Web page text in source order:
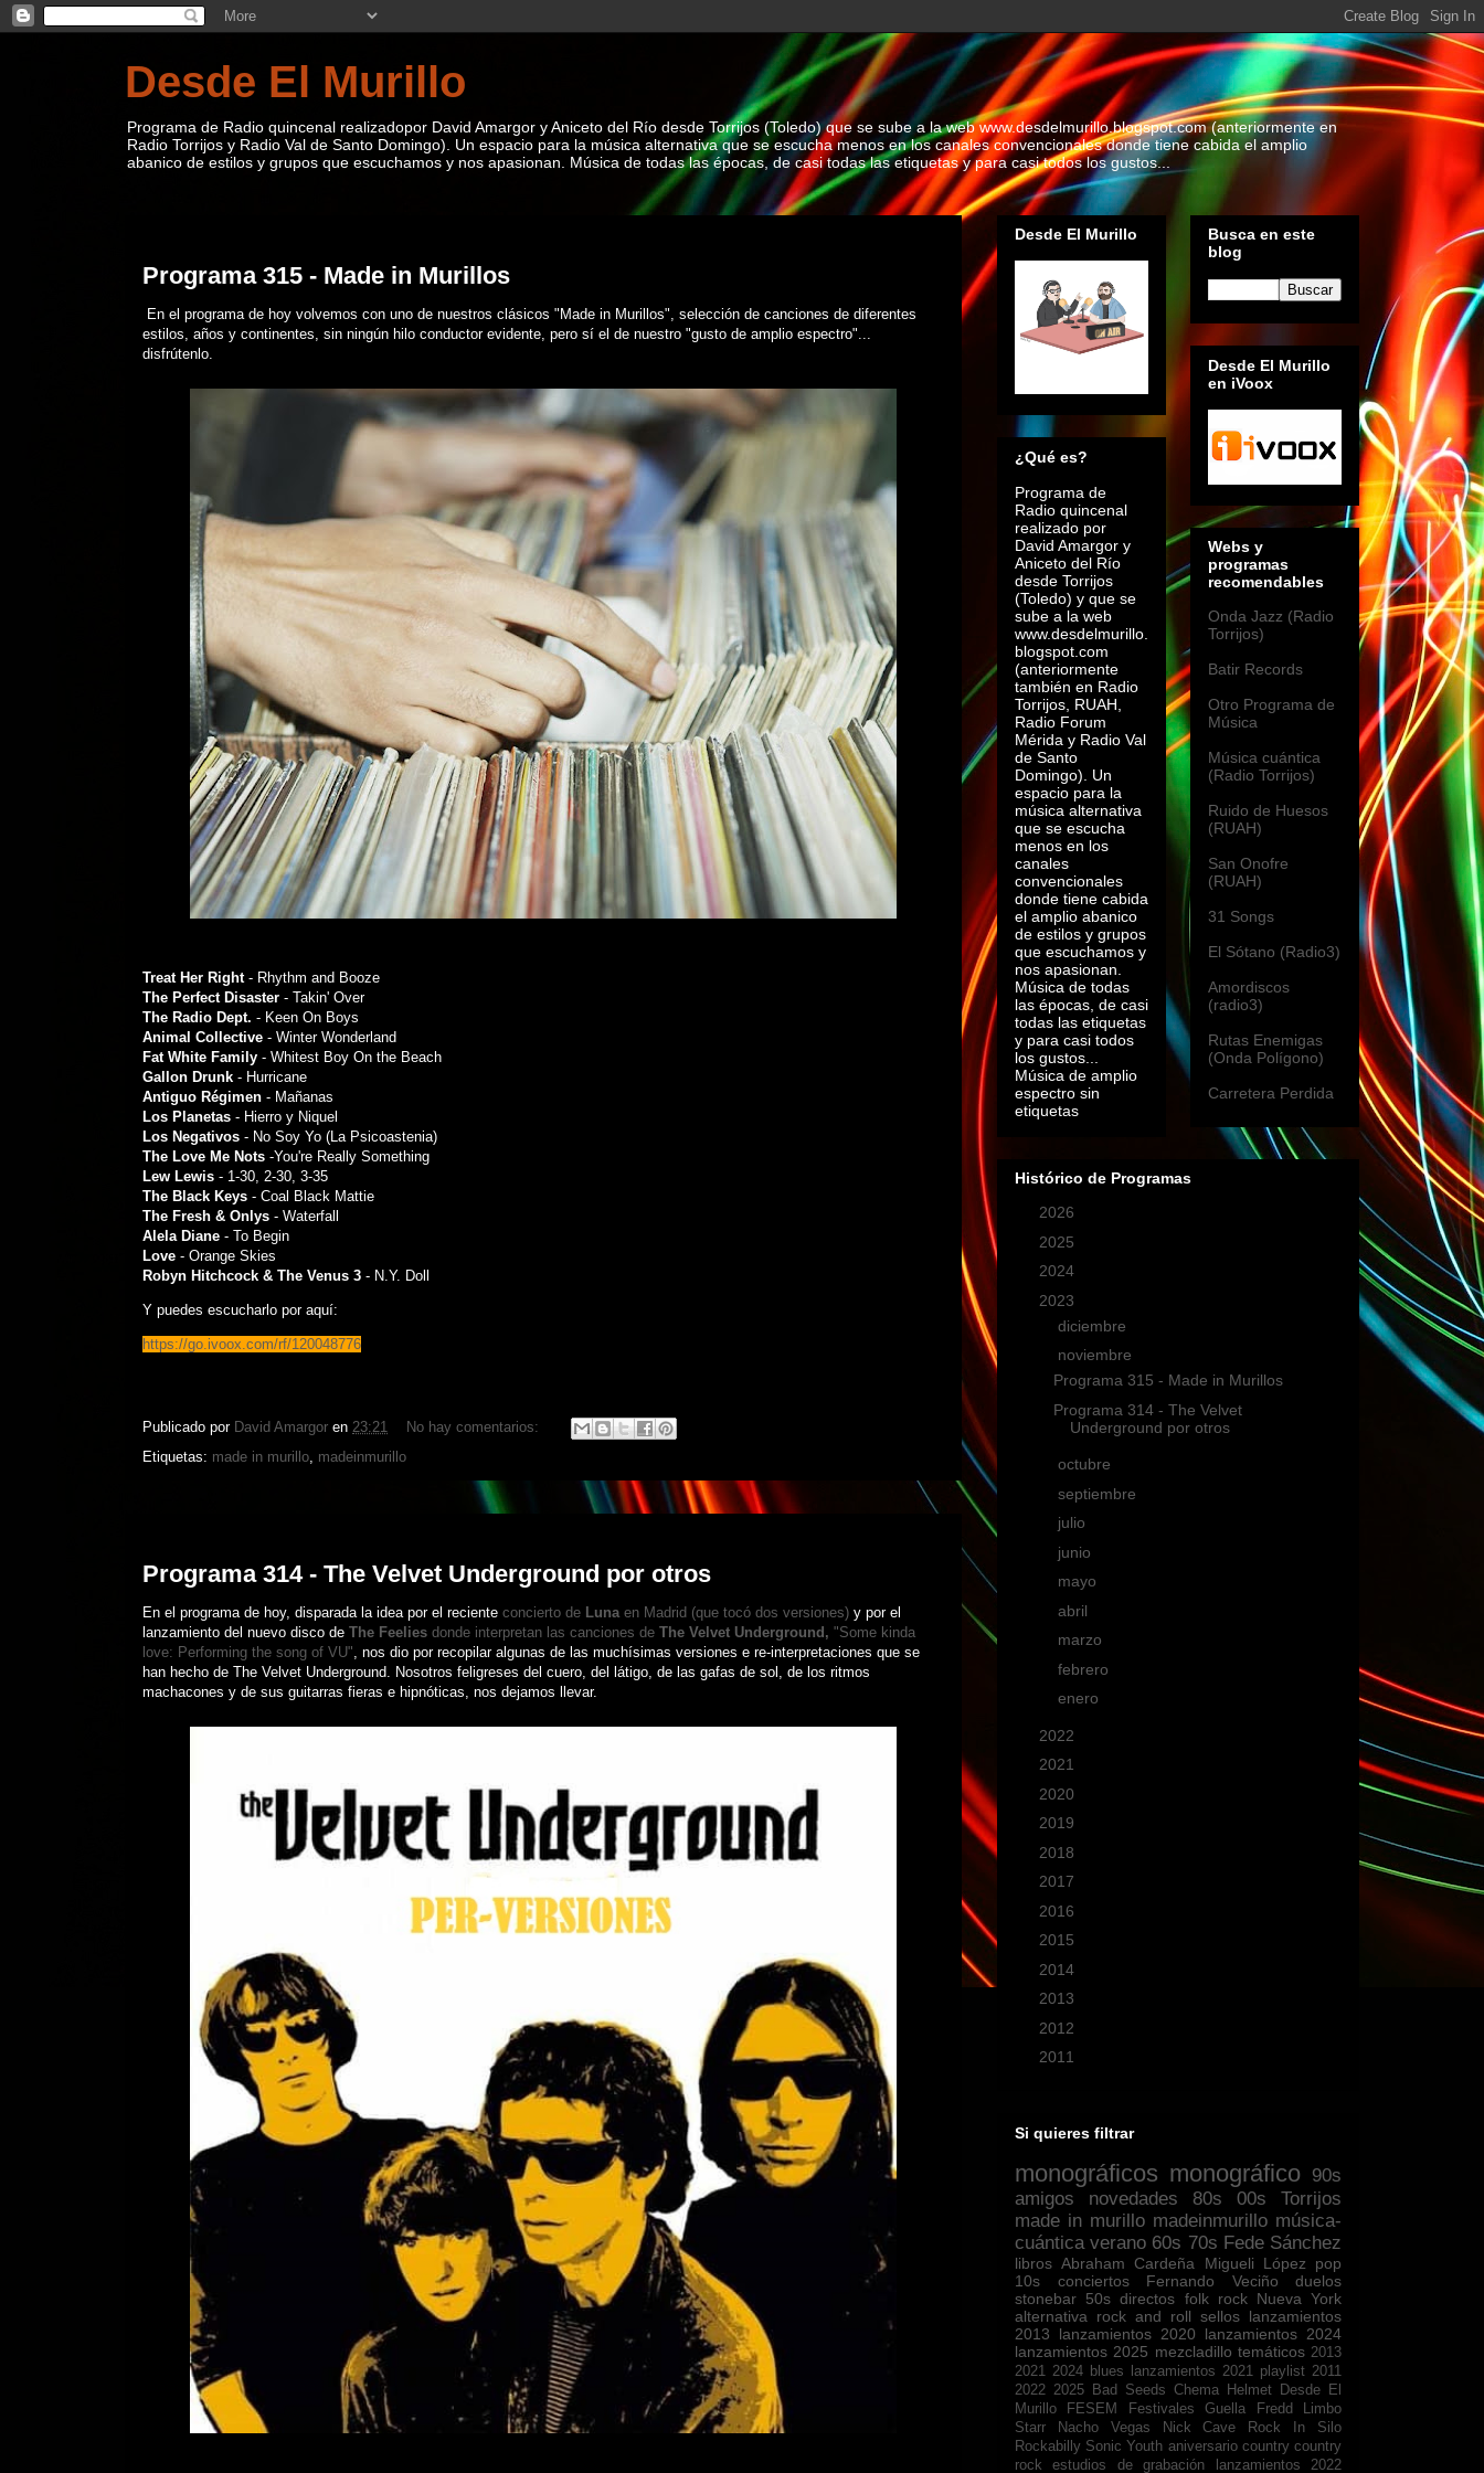
Desde El Murillo
Programa de Radio quincenal realizadopor David Amargor y Aniceto del Río desde Torrijos (Toledo) que se sube a la web www.desdelmurillo.blogspot.com (anteriormente en
Radio Torrijos y Radio Val de Santo Domingo). Un espacio para la música alternativa que se escucha menos en los canales convencionales donde tiene cabida el amplio
abanico de estilos y grupos que escuchamos y nos apasionan. Música de todas las épocas, de casi todas las etiquetas y para casi todos los gustos...
Programa 315 - Made in Murillos
En el programa de hoy volvemos con uno de nuestros clásicos "Made in Murillos", selección de canciones de diferentes
estilos, años y continentes, sin ningún hilo conductor evidente, pero sí el de nuestro "gusto de amplio espectro"...
disfrútenlo.
Treat Her Right- Rhythm and Booze
The Perfect Disaster - Takin' Over
The Radio Dept. - Keen On Boys
Animal Collective - Winter Wonderland
Fat White Family - Whitest Boy On the Beach
Gallon Drunk - Hurricane
Antiguo Régimen - Mañanas
Los Planetas - Hierro y Niquel
Los Negativos - No Soy Yo (La Psicoastenia)
The Love Me Nots -You're Really Something
Lew Lewis - 1-30, 2-30, 3-35
The Black Keys - Coal Black Mattie
The Fresh & Onlys - Waterfall
Alela Diane - To Begin
Love - Orange Skies
Robyn Hitchcock & The Venus 3 - N.Y. Doll
Y puedes escucharlo por aquí:
https://go.ivoox.com/rf/120048776
Publicado por David Amargor en 23:21
No hay comentarios:
Etiquetas: made in murillo, madeinmurillo
Programa 314 - The Velvet Underground por otros
En el programa de hoy, disparada la idea por el reciente concierto de Luna en Madrid (que tocó dos versiones) y por el
lanzamiento del nuevo disco de The Feelies donde interpretan las canciones de The Velvet Underground, "Some kinda
love: Performing the song of VU", nos dio por recopilar algunas de las muchísimas versiones e re-interpretaciones que se
han hecho de The Velvet Underground. Nosotros feligreses del cuero, del látigo, de las gafas de sol, de los ritmos
machacones y de sus guitarras fieras e hipnóticas, nos dejamos llevar.
Desde El Murillo
¿Qué es?
Programa de
Radio quincenal
realizado por
David Amargor y
Aniceto del Río
desde Torrijos
(Toledo) y que se
sube a la web
www.desdelmurillo.
blogspot.com
(anteriormente
también en Radio
Torrijos, RUAH,
Radio Forum
Mérida y Radio Val
de Santo
Domingo). Un
espacio para la
música alternativa
que se escucha
menos en los
canales
convencionales
donde tiene cabida
el amplio abanico
de estilos y grupos
que escuchamos y
nos apasionan.
Música de todas
las épocas, de casi
todas las etiquetas
y para casi todos
los gustos...
Música de amplio
espectro sin
etiquetas
Busca en este
blog
Desde El Murillo
en iVoox
Webs y
programas
recomendables
Onda Jazz (Radio
Torrijos)
Batir Records
Otro Programa de
Música
Música cuántica
(Radio Torrijos)
Ruido de Huesos
(RUAH)
San Onofre
(RUAH)
31 Songs
El Sótano (Radio3)
Amordiscos
(radio3)
Rutas Enemigas
(Onda Polígono)
Carretera Perdida
Histórico de Programas
2026
2025
2024
2023
diciembre
noviembre
Programa 315 - Made in Murillos
Programa 314 - The Velvet
Underground por otros
octubre
septiembre
julio
junio
mayo
abril
marzo
febrero
enero
2022
2021
2020
2019
2018
2017
2016
2015
2014
2013
2012
2011
Si quieres filtrar
monográficos monográfico 90s
amigos
novedades 80s 00s
Torrijos
made in murillo madeinmurillo música-
cuántica verano 60s 70s Fede Sánchez
libros Abraham Cardeña Migueli López
pop
10s
conciertos Fernando Veciño
duelos
stonebar 50s directos folk rock Nueva York
alternativa
rock and roll sellos lanzamientos
2013
lanzamientos 2020
lanzamientos 2024
lanzamientos 2025 mezcladillo temáticos 2013
2021
2024 blues lanzamientos 2021 playlist 2011
2022 2025 Bad Seeds Chema Helmet
Desde El
Murillo
FESEM Festivales Guella Fredd
Limbo
Starr
Nacho Vegas Nick Cave
Rock In Silo
Rockabilly Sonic Youth aniversario country country
rock
estudios de grabación
lanzamientos 2022